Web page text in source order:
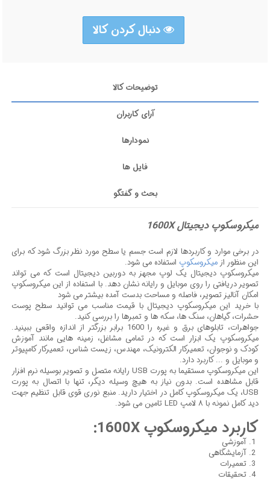
دنبال کردن کالا
توضیحات کالا
آرای کاربران
نمودارها
فایل ها
بحث و گفتگو
میکروسکوپ دیجیتال 1600X
در برخی موارد و کاربردها لازم است جسم یا سطح مورد نظر بزرگ شود که برای
این منظور از میکروسکوپ استفاده می شود.
میکروسکوپ دیجیتال یک لوپ مجهز به دوربین دیجیتال است که می تواند
تصویر دریافتی را روی موبایل و رایانه نشان دهد. با استفاده از این میکروسکوپ
امکان آنالیز تصویر، فاصله و مساحت بدست آمده بیشتر می شود
با خرید این میکروسکوپ دیجیتال با قیمت مناسب می توانید سطح پوست
حشرات، گیاهان، سنگ ها، سکه ها و تمبرها را بررسی کنید.
جواهرات، تابلوهای برق و غیره را 1600 برابر بزرگتر از اندازه واقعی ببینید.
میکروسکوپ یک ابزار است که در تمامی مشاغل، زمینه هایی مانند آموزش
کودک و نوجوان، تعمیرکار الکترونیک، مهندس، زیست شناس، تعمیرکار کامپیوتر
و موبایل و ... کاربرد دارد.
این میکروسکوپ مستقیما به پورت USB رایانه متصل و تصویر بوسیله نرم افزار
قابل مشاهده است. بدون نیاز به هیچ وسیله دیگر، تنها با اتصال به پورت
USB، یک میکروسکوپ کامل در اختیار دارید. منبع نوری قوی قابل تنظیم جهت
دید کامل نمونه با ۸ لامپ LED تامین می شود.
کاربرد میکروسکوپ 1600X:
آموزشی
آزمایشگاهی
تعمیرات
تحقیقات